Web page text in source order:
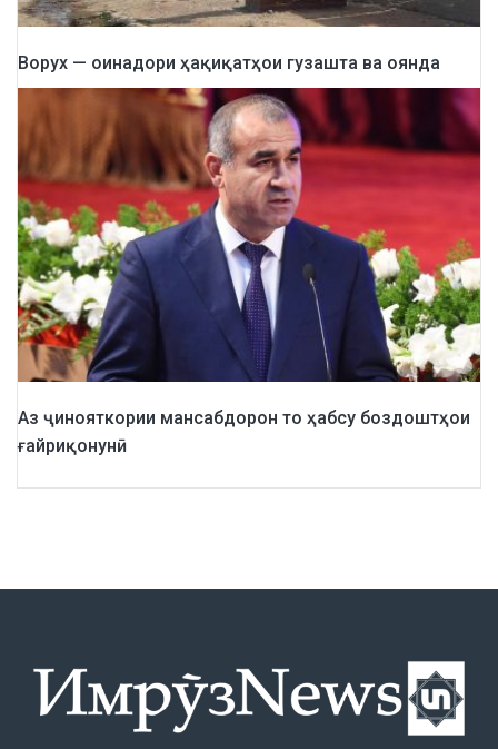
Ворух — оинадори ҳақиқатҳои гузашта ва оянда
Аз ҷинояткории мансабдорон то ҳабсу боздоштҳои
ғайриқонунӣ